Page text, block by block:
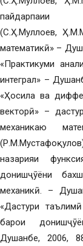
пайдарпаии
(С.Ҳ.Муллоев,
математикӣ» –
«Практикуми
интеграл» –
«Ҳосила ва
векторӣ» –
механикаю
назарияи
донишҷӯёни
механикӣ. –
«Дастури
барои
Душанбе, 2006,